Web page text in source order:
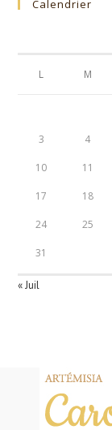
Calendrier
L M
3 4
10 11
17 18
24 25
31
« Juil